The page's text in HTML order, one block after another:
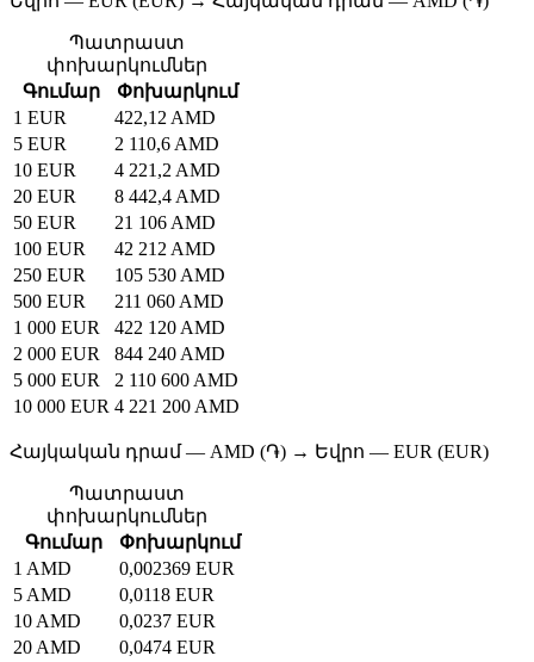
Պատրաստ
փոխարկումներ
Գումար
Փոխարկում
1 EUR
422,12 AMD
5 EUR
2 110,6 AMD
10 EUR
4 221,2 AMD
20 EUR
8 442,4 AMD
50 EUR
21 106 AMD
100 EUR
42 212 AMD
250 EUR
105 530 AMD
500 EUR
211 060 AMD
1 000 EUR
422 120 AMD
2 000 EUR
844 240 AMD
5 000 EUR
2 110 600 AMD
10 000 EUR 4 221 200 AMD
Հայկական դրամ — AMD (֏) → Եվրո — EUR (EUR)
Պատրաստ
փոխարկումներ
Գումար
Փոխարկում
1 AMD
0,002369 EUR
5 AMD
0,0118 EUR
10 AMD
0,0237 EUR
20 AMD
0,0474 EUR